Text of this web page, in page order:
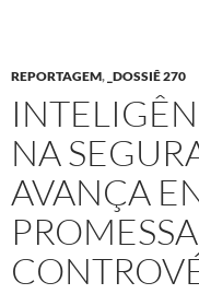
REPORTAGEM, _DOSSIÊ 270
NA
AVANÇA